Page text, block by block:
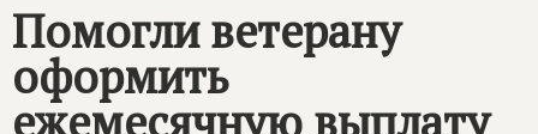
Помогли ветерану
оформить
ежемесячную выплату